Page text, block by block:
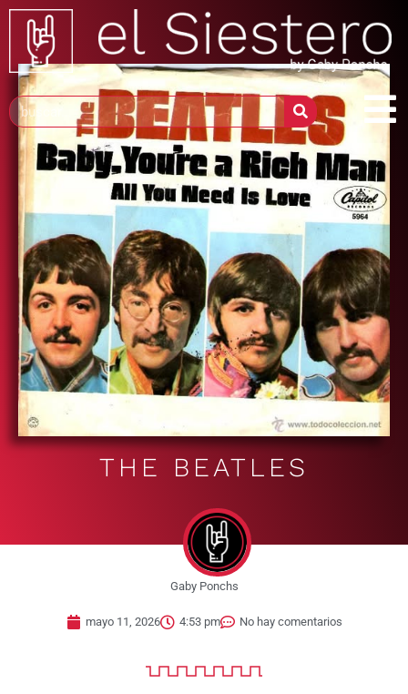
THE BEATLES
Gaby Ponchs
mayo 11, 2026 4:53 pm No hay comentarios